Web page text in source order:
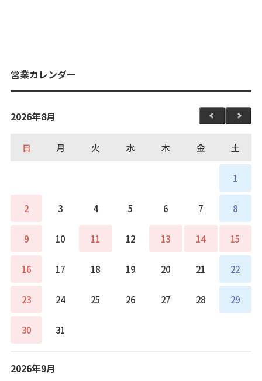
営業カレンダー
2026年8月
日 月 火 水 木 金 土
1
2 3 4 5 6 7 8
9 10 11 12 13 14 15
16 17 18 19 20 21 22
23 24 25 26 27 28 29
30 31
2026年9月